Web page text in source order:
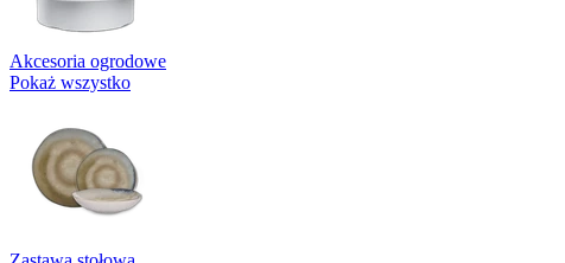
Akcesoria ogrodowe
Pokaż wszystko